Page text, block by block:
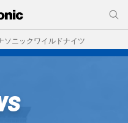
ソニックワイルドナイツ